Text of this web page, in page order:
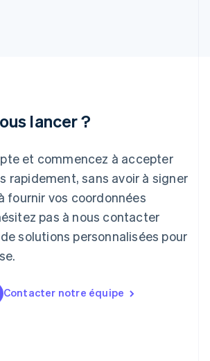
lancer ?
et commencez à accepter
rapidement, sans avoir à signer
fournir vos coordonnées
pas à nous contacter
solutions personnalisées pour
Contacter notre équipe
English